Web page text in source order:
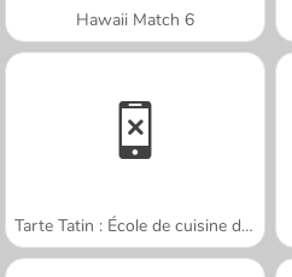
Hawaii Match 6
Tarte Tatin : École de cuisine de Sara